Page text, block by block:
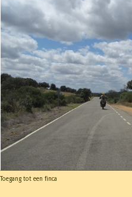
Toegang tot een finca